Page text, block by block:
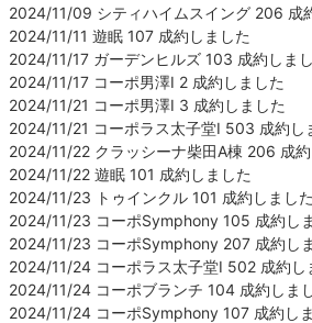
2024/11/09 シティハイムスイング 206 成
2024/11/11 遊眠 107 成約しました
2024/11/17 ガーデンヒルズ 103 成約しま
2024/11/17 コーポ男澤Ⅰ 2 成約しました
2024/11/21 コーポ男澤Ⅰ 3 成約しました
2024/11/21 コーポラス太子堂Ⅰ 503 成約し
2024/11/22 クラッシーナ柴田A棟 206 成
2024/11/22 遊眠 101 成約しました
2024/11/23 トゥインクル 101 成約しました
2024/11/23 コーポSymphony 105 成約し
2024/11/23 コーポSymphony 207 成約し
2024/11/24 コーポラス太子堂Ⅰ 502 成約し
2024/11/24 コーポブランチ 104 成約しま
2024/11/24 コーポSymphony 107 成約し